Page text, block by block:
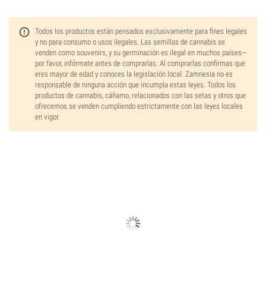
Todos los productos están pensados exclusivamente para fines legales
y no para consumo o usos ilegales. Las semillas de cannabis se
venden como souvenirs, y su germinación es ilegal en muchos países—
por favor, infórmate antes de comprarlas. Al comprarlas confirmas que
eres mayor de edad y conoces la legislación local. Zamnesia no es
responsable de ninguna acción que incumpla estas leyes. Todos los
productos de cannabis, cáñamo, relacionados con las setas y otros que
ofrecemos se venden cumpliendo estrictamente con las leyes locales
en vigor.